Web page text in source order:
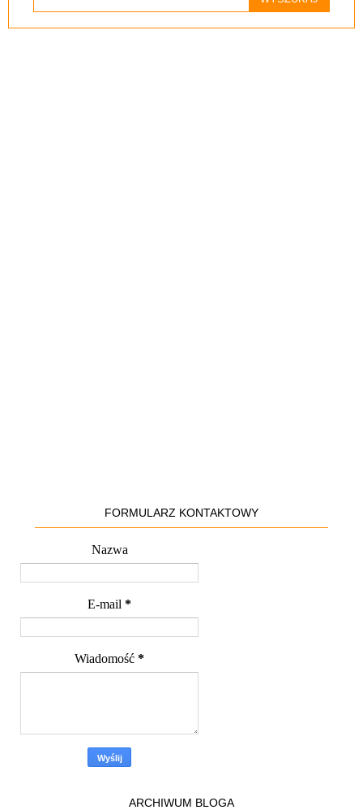
FORMULARZ KONTAKTOWY
Nazwa
E-mail *
Wiadomość *
ARCHIWUM BLOGA